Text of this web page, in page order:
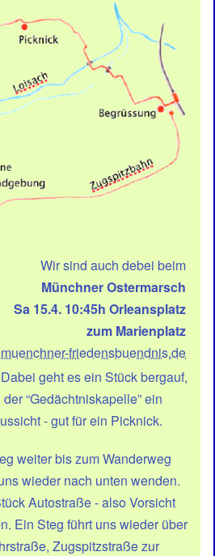
Wir sind auch debei beim
Münchner Ostermarsch
Sa 15.4. 10:45h Orleansplatz
zum Marienplatz
friedensbuendnis.de
geht es ein Stück bergauf,
“Gedächtniskapelle” ein
- gut für ein Picknick.
weiter bis zum Wanderweg
wieder nach unten wenden.
Autostraße - also Vorsicht
Ein Steg führt uns wieder über
Zugspitzstraße zur